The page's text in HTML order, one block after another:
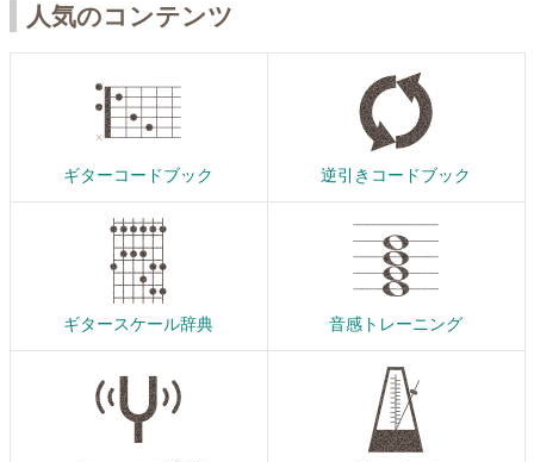
人気のコンテンツ
ギターコードブック 逆引きコードブック
ギタースケール辞典 音感トレーニング